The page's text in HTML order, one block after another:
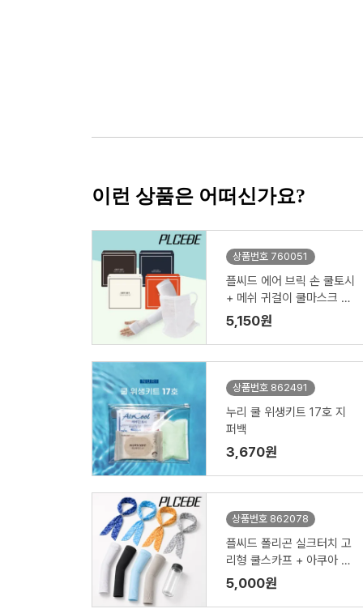
이런 상품은 어떠신가요?
상품번호 760051
플씨드 에어 브릭 손 쿨토시
+ 메쉬 귀걸이 쿨마스크 2
종 세트
5,150원
상품번호 862491
누리 쿨 위생키트 17호 지
퍼백
3,670원
상품번호 862078
플씨드 폴리곤 실크터치 고
리형 쿨스카프 + 아쿠아 쿨
토시 + 보틀 350ml 3종 세
트
5,000원